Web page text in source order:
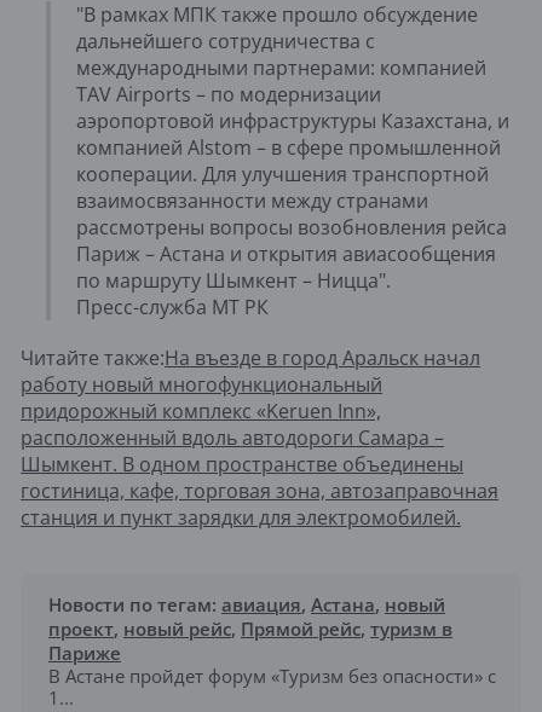
"В рамках МПК также прошло обсуждение
дальнейшего сотрудничества с
международными партнерами: компанией
TAV Airports – по модернизации
аэропортовой инфраструктуры Казахстана, и
компанией Alstom – в сфере промышленной
кооперации. Для улучшения транспортной
взаимосвязанности между странами
рассмотрены вопросы возобновления рейса
Париж – Астана и открытия авиасообщения
по маршруту Шымкент – Ницца".
Пресс-служба МТ РК
Читайте также:На въезде в город Аральск начал
работу новый многофункциональный
придорожный комплекс «Keruen Inn»,
расположенный вдоль автодороги Самара –
Шымкент. В одном пространстве объединены
гостиница, кафе, торговая зона, автозаправочная
станция и пункт зарядки для электромобилей.
Новости по тегам: авиация, Астана, новый
проект, новый рейс, Прямой рейс, туризм в
Париже
В Астане пройдет форум «Туризм без опасности» с
1...